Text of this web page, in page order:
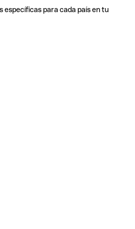
específicas para cada país en tu